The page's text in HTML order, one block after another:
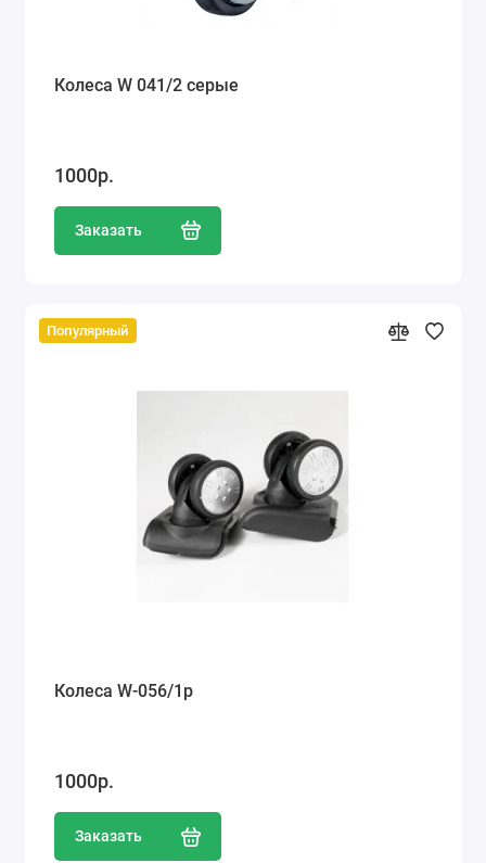
Колеса W 041/2 серые
1000р.
Заказать
Популярный
Колеса W-056/1p
1000р.
Заказать